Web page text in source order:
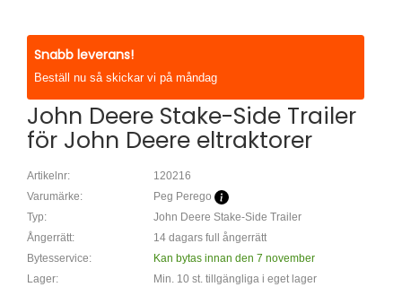
Snabb leverans!
Beställ nu så skickar vi på måndag
John Deere Stake-Side Trailer
för John Deere eltraktorer
Artikelnr:
120216
Varumärke:
Peg Perego
Typ:
John Deere Stake-Side Trailer
Ångerrätt:
14 dagars full ångerrätt
Bytesservice:
Kan bytas innan den 7 november
Lager:
Min. 10 st. tillgängliga i eget lager